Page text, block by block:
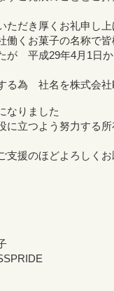
ただき厚くお礼申し
くお菓子の名称で皆
が 平成29年4月1日
る為 社名を株式会社
なりました
立つよう努力する所
支援のほどよろしく